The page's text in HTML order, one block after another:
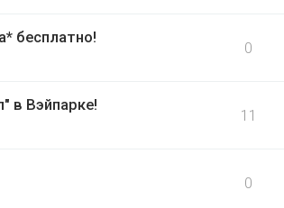
бесплатно!
0
в Вэйпарке!
11
0